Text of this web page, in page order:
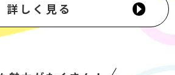
詳しく見る